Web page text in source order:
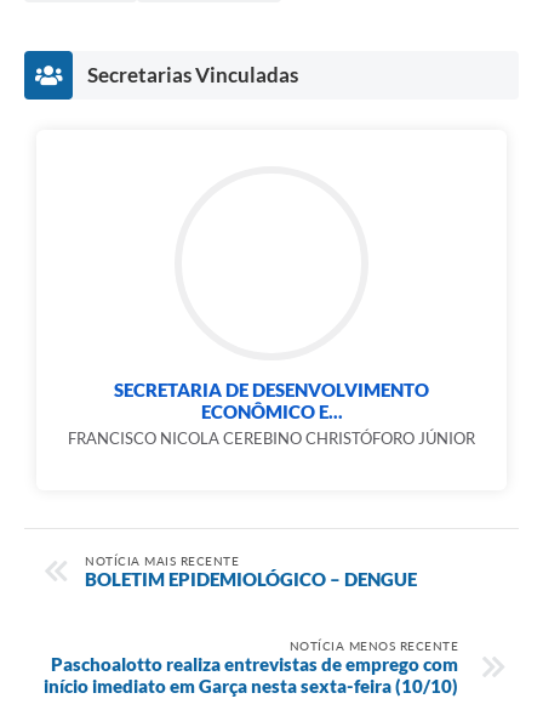
Secretarias Vinculadas
SECRETARIA DE DESENVOLVIMENTO
ECONÔMICO E...
FRANCISCO NICOLA CEREBINO CHRISTÓFORO JÚNIOR
NOTÍCIA MAIS RECENTE
BOLETIM EPIDEMIOLÓGICO – DENGUE
NOTÍCIA MENOS RECENTE
Paschoalotto realiza entrevistas de emprego com
início imediato em Garça nesta sexta-feira (10/10)